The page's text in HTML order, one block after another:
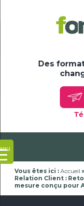
Des
Vous êtes ici : Accueil
Relation Client :
mesure conçu pour